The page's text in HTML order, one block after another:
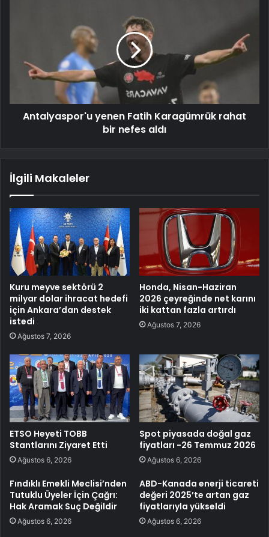
Antalyaspor'u yenen Fatih Karagümrük rahat
bir nefes aldı
İlgili Makaleler
Kuru meyve sektörü 2
milyar dolar ihracat hedefi
için Ankara’dan destek
istedi
Ağustos 7, 2026
Honda, Nisan-Haziran
2026 çeyreğinde net karını
iki kattan fazla artırdı
Ağustos 7, 2026
ETSO Heyeti TOBB
Stantlarını Ziyaret Etti
Ağustos 6, 2026
Spot piyasada doğal gaz
fiyatları -26 Temmuz 2026
Ağustos 6, 2026
Fındıklı Emekli Meclisi’nden
Tutuklu Üyeler İçin Çağrı:
Hak Aramak Suç Değildir
Ağustos 6, 2026
ABD-Kanada enerji ticareti
değeri 2025’te artan gaz
fiyatlarıyla yükseldi
Ağustos 6, 2026